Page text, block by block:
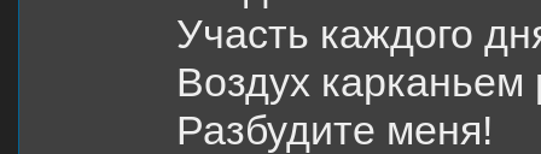
Участь каждого
Воздух
Разбудите меня!